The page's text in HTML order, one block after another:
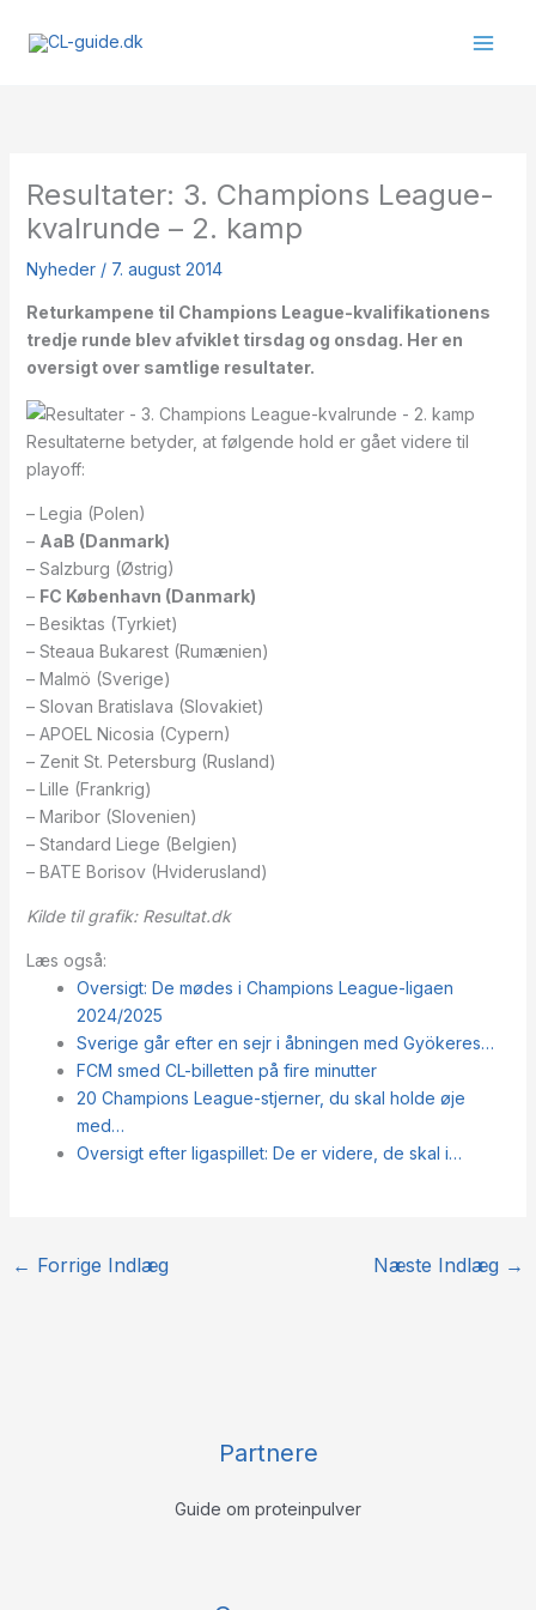
Resultater: 3. Champions League-
kvalrunde – 2. kamp
Nyheder/ 7. august 2014
Returkampene til Champions League-kvalifikationens
tredje runde blev afviklet tirsdag og onsdag. Her en
oversigt over samtlige resultater.
Resultaterne betyder, at følgende hold er gået videre til
playoff:
– Legia (Polen)
– AaB (Danmark)
– Salzburg (Østrig)
– FC København (Danmark)
– Besiktas (Tyrkiet)
– Steaua Bukarest (Rumænien)
– Malmö (Sverige)
– Slovan Bratislava (Slovakiet)
– APOEL Nicosia (Cypern)
– Zenit St. Petersburg (Rusland)
– Lille (Frankrig)
– Maribor (Slovenien)
– Standard Liege (Belgien)
– BATE Borisov (Hviderusland)
Kilde til grafik: Resultat.dk
Læs også:
Oversigt: De mødes i Champions League-ligaen
2024/2025
Sverige går efter en sejr i åbningen med Gyökeres…
FCM smed CL-billetten på fire minutter
20 Champions League-stjerner, du skal holde øje
med…
Oversigt efter ligaspillet: De er videre, de skal i…
← Forrige Indlæg Næste Indlæg →
Partnere
Guide om proteinpulver